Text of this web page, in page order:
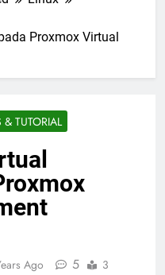
Proxmox Virtual
& TUTORIAL
Ago 5
3